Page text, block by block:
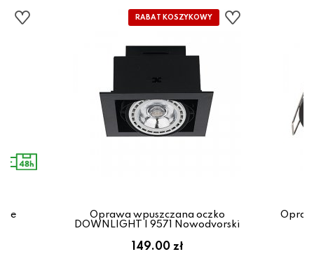
Oprawa wpuszczana oczko
DOWNLIGHT I 9571 Nowodvorski
149.00 zł